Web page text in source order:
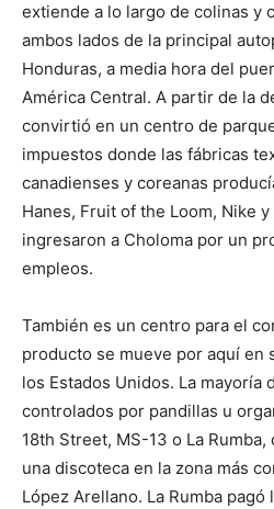
extiende a lo largo de colinas y
ambos lados de la principal
Honduras, a media hora del
América Central. A partir de la
convirtió en un centro de
impuestos donde las fábricas
canadienses y coreanas
Hanes, Fruit of the Loom, Nike
ingresaron a Choloma por un
empleos.
También es un centro para el
producto se mueve por aquí en
los Estados Unidos. La mayoría
controlados por pandillas u
18th Street, MS-13 o La
una discoteca en la zona más
López Arellano. La Rumba